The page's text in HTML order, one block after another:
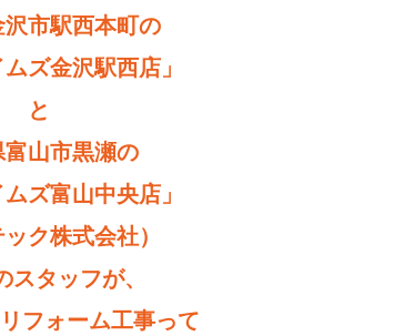
市駅西本町の
ムズ金沢駅西店」
と
山市黒瀬の
ムズ富山中央店」
ック株式会社）
スタッフが、
フォーム工事って